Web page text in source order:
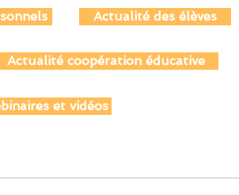
Actualité des élèves
Actualité coopération éducative
et vidéos